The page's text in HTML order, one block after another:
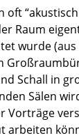
oft
Raum
wurde
Schall in
Sälen
Vorträge
arbeiten